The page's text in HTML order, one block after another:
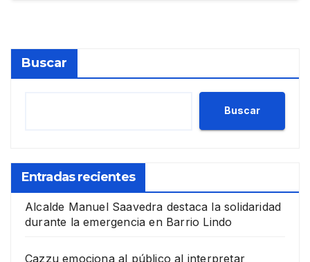
Buscar
Buscar
Entradas recientes
Alcalde Manuel Saavedra destaca la solidaridad
durante la emergencia en Barrio Lindo
Cazzu emociona al público al interpretar